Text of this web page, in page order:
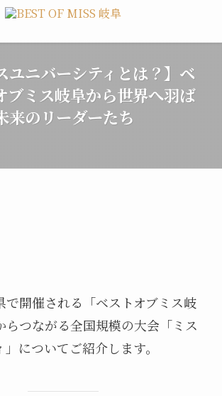
ユニバーシティとは？】ベ
ブミス岐阜から世界へ羽ば
来のリーダーたち
で開催される「ベストオブミス岐
らつながる全国規模の大会「ミス
についてご紹介します。